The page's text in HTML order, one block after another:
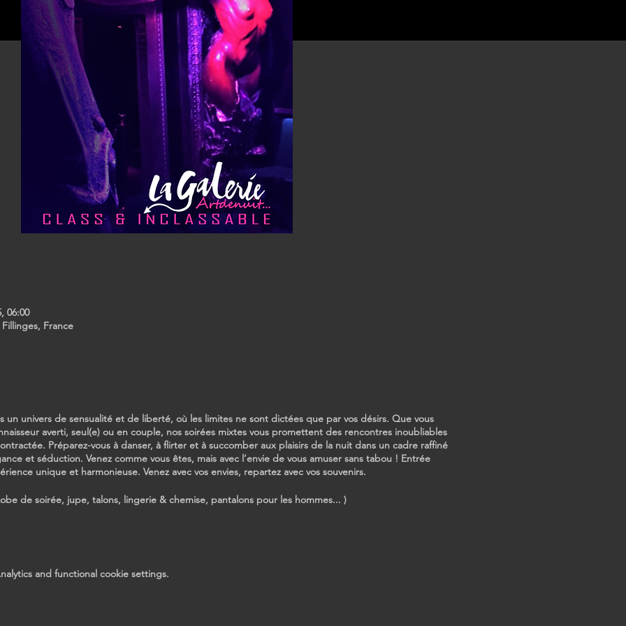
06:00
Fillinges, France
un univers de sensualité et de liberté, où les limites ne sont dictées que par vos désirs. Que vous
averti, seul(e) ou en couple, nos soirées mixtes vous promettent des rencontres inoubliables
Préparez-vous à danser, à flirter et à succomber aux plaisirs de la nuit dans un cadre raffiné
et séduction. Venez comme vous êtes, mais avec l’envie de vous amuser sans tabou ! Entrée
unique et harmonieuse. Venez avec vos envies, repartez avec vos souvenirs.
de soirée, jupe, talons, lingerie & chemise, pantalons pour les hommes... )
and functional cookie settings.